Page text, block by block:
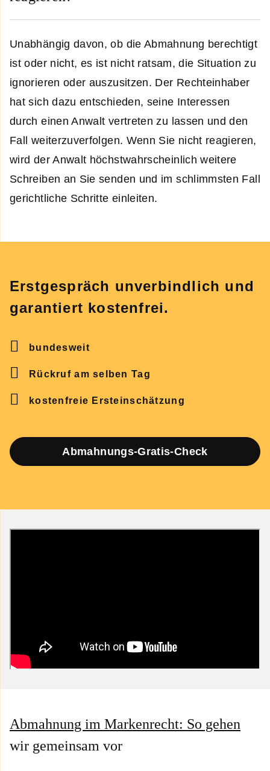
Unabhängig davon, ob die Abmahnung berechtigt
ist oder nicht, es ist nicht ratsam, die Situation zu
ignorieren oder auszusitzen. Der Rechteinhaber
hat sich dazu entschieden, seine Interessen
durch einen Anwalt vertreten zu lassen und den
Fall weiterzuverfolgen. Wenn Sie nicht reagieren,
wird der Anwalt höchstwahrscheinlich weitere
Schreiben an Sie senden und im schlimmsten Fall
gerichtliche Schritte einleiten.
Erstgespräch unverbindlich und
garantiert kostenfrei.
bundesweit
Rückruf am selben Tag
kostenfreie Ersteinschätzung
Abmahnungs-Gratis-Check
Abmahnung im Markenrecht: So gehen
wir gemeinsam vor